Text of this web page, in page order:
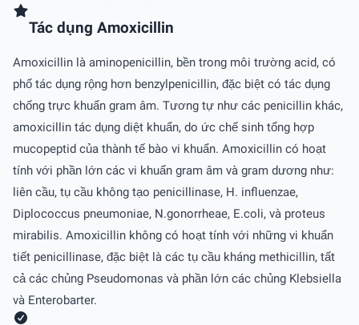
Tác dụng Amoxicillin
Amoxicillin là aminopenicillin, bền trong môi trường acid, có
phổ tác dụng rộng hơn benzylpenicillin, đặc biệt có tác dụng
chống trực khuẩn gram âm. Tương tự như các penicillin khác,
amoxicillin tác dụng diệt khuẩn, do ức chế sinh tổng hợp
mucopeptid của thành tế bào vi khuẩn. Amoxicillin có hoạt
tính với phần lớn các vi khuẩn gram âm và gram dương như:
liên cầu, tụ cầu không tạo penicillinase, H. influenzae,
Diplococcus pneumoniae, N.gonorrheae, E.coli, và proteus
mirabilis. Amoxicillin không có hoạt tính với những vi khuẩn
tiết penicillinase, đặc biệt là các tụ cầu kháng methicillin, tất
cả các chủng Pseudomonas và phần lớn các chủng Klebsiella
và Enterobarter.